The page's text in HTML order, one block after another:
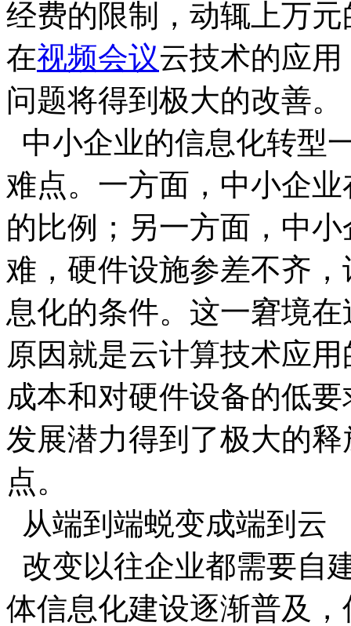
经费的限制，动辄上万
在视频会议云技术的应
问题将得到极大的改善。
中小企业的信息化转型
难点。一方面，中小企
的比例；另一方面，中
难，硬件设施参差不齐
息化的条件。这一窘境
原因就是云计算技术应
成本和对硬件设备的低
发展潜力得到了极大的
点。
从端到端蜕变成端到云
改变以往企业都需要自
体信息化建设逐渐普及